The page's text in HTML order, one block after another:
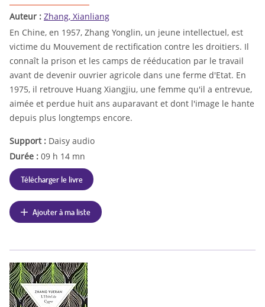
Auteur : Zhang, Xianliang
En Chine, en 1957, Zhang Yonglin, un jeune intellectuel, est
victime du Mouvement de rectification contre les droitiers. Il
connaît la prison et les camps de rééducation par le travail
avant de devenir ouvrier agricole dans une ferme d'Etat. En
1975, il retrouve Huang Xiangjiu, une femme qu'il a entrevue,
aimée et perdue huit ans auparavant et dont l'image le hante
depuis plus longtemps encore.
Support : Daisy audio
Durée : 09 h 14 mn
Télécharger le livre
Ajouter à ma liste